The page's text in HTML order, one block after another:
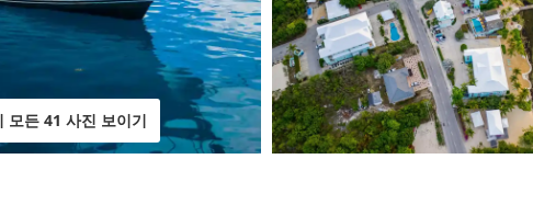
사진 보이기 모든 41 사진 보이기